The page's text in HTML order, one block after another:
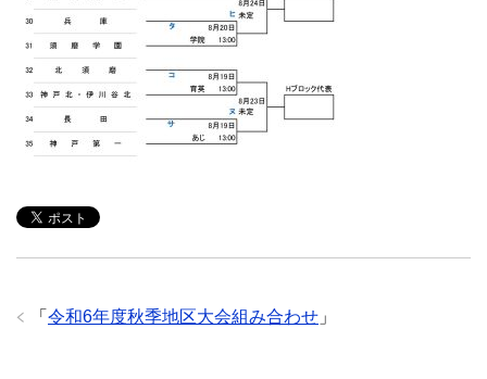
「 令和6年度秋季地区大会組み合わせ 」